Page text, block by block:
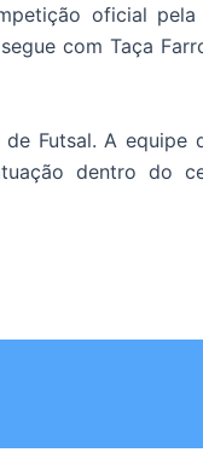
oficial
com Taça
Futsal. A equipe
dentro do